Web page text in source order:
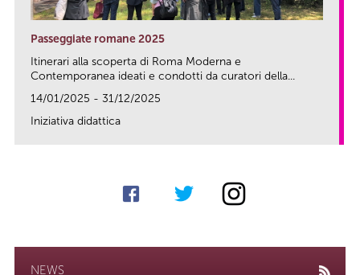
Passeggiate romane 2025
Itinerari alla scoperta di Roma Moderna e
Contemporanea ideati e condotti da curatori della...
14/01/2025 - 31/12/2025
Iniziativa didattica
NEWS